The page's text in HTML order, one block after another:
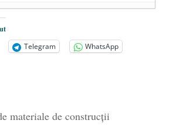
despre
Ucrainei, Volodymyr
- 13 mai 2026
Națiunea
Goga, înlăturat din Iași
Telegram
WhatsApp
materiale de construcții